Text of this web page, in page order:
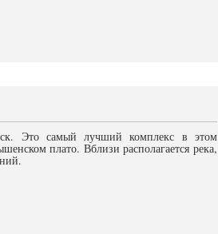
Это самый лучший комплекс в этом
плато. Вблизи располагается река,